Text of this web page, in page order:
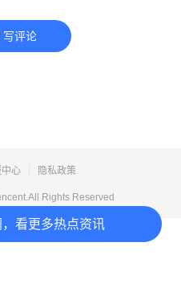
看更多热点资讯
写评论
心 隐私政策
Rights Reserved